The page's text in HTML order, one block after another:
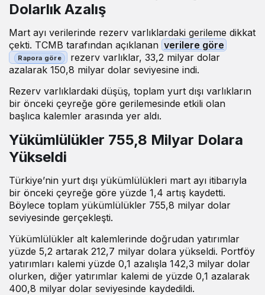
Dolarlık Azalış
Mart ayı verilerinde rezerv varlıklardaki gerileme dikkat
çekti. TCMB tarafından açıklanan verilere göre
rezerv varlıklar, 33,2 milyar dolar
azalarak 150,8 milyar dolar seviyesine indi.
Rezerv varlıklardaki düşüş, toplam yurt dışı varlıkların
bir önceki çeyreğe göre gerilemesinde etkili olan
başlıca kalemler arasında yer aldı.
Yükümlülükler 755,8 Milyar Dolara
Yükseldi
Türkiye’nin yurt dışı yükümlülükleri mart ayı itibarıyla
bir önceki çeyreğe göre yüzde 1,4 artış kaydetti.
Böylece toplam yükümlülükler 755,8 milyar dolar
seviyesinde gerçekleşti.
Yükümlülükler alt kalemlerinde doğrudan yatırımlar
yüzde 5,2 artarak 212,7 milyar dolara yükseldi. Portföy
yatırımları kalemi yüzde 0,1 azalışla 142,3 milyar dolar
olurken, diğer yatırımlar kalemi de yüzde 0,1 azalarak
400,8 milyar dolar seviyesinde kaydedildi.